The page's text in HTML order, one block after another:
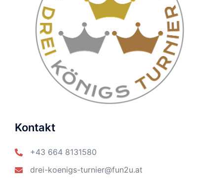
Kontakt
+43 664 8131580
drei-koenigs-turnier@fun2u.at